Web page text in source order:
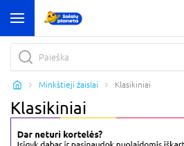
Minkštieji žaislai Klasikiniai
Klasikiniai